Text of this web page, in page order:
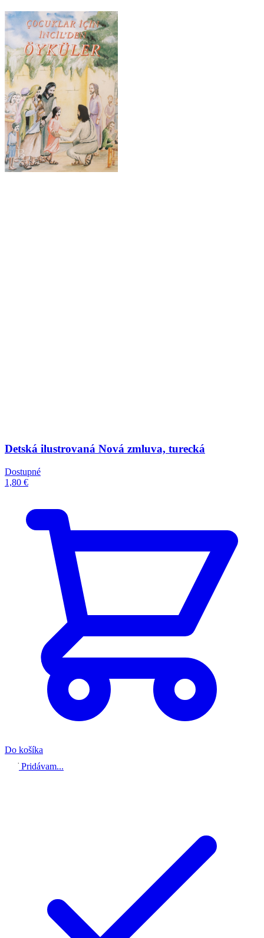
Detská ilustrovaná Nová zmluva, turecká
Dostupné
1,80 €
Do košíka
Pridávam...